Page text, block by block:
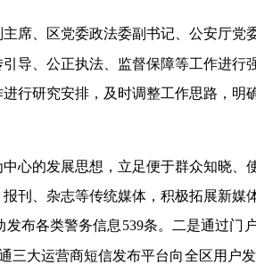
席、区党委政法委副书记、公安厅
导、公正执法、监督保障等工作进行
行研究安排，及时调整工作思路，明
心的发展思想，立足便于群众知晓
刊、杂志等传统媒体，积极拓展新媒
布各类警务信息539条。二是通过门
三大运营商短信发布平台向全区用户